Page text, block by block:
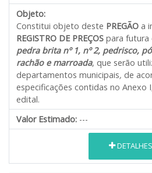
Objeto:
Constitui objeto deste PREGÃO a
REGISTRO DE PREÇOS para futura
pedra brita nº 1, nº 2, pedrisco,
rachão e marroada, que serão
departamentos municipais, de
especificações contidas no Anexo
edital.
Valor Estimado: ---
DETALHES